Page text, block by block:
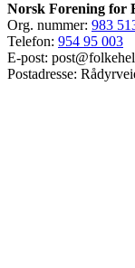
Norsk Forening for
Org. nummer: 983
Telefon: 954 95 003
E-post:
Postadresse: